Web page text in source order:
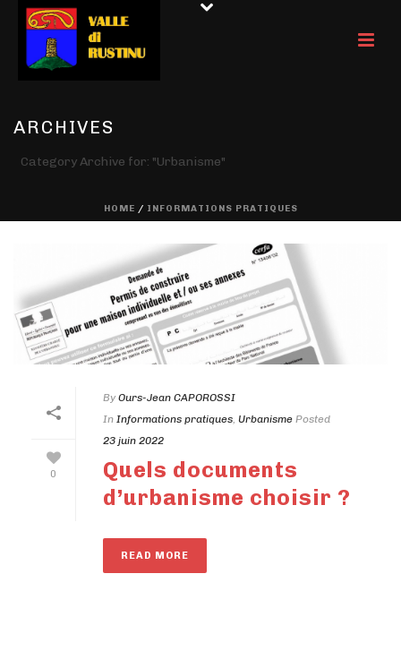
ARCHIVES
Category Archive for: "Urbanisme"
HOME / INFORMATIONS PRATIQUES
0
ByOurs-Jean CAPOROSSI
In Informations pratiques, Urbanisme Posted
23 juin 2022
Quels documents
d’urbanisme choisir ?
READ MORE